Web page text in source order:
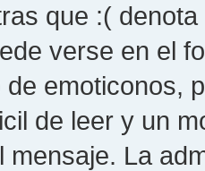
que :(
verse en el
emoticonos,
de leer y un
mensaje. La